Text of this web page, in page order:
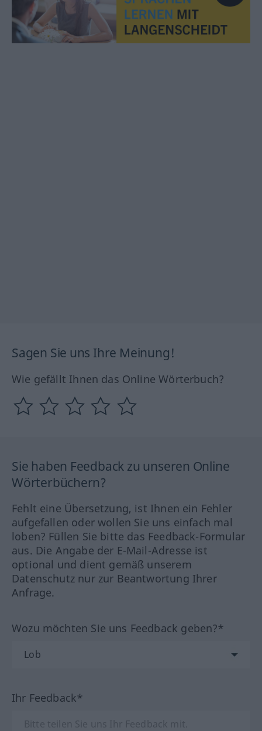
Sagen Sie uns Ihre Meinung!
Wie gefällt Ihnen das Online Wörterbuch?
Sie haben Feedback zu unseren Online
Wörterbüchern?
Fehlt eine Übersetzung, ist Ihnen ein Fehler
aufgefallen oder wollen Sie uns einfach mal
loben? Füllen Sie bitte das Feedback-Formular
aus. Die Angabe der E-Mail-Adresse ist
optional und dient gemäß unserem
Datenschutz nur zur Beantwortung Ihrer
Anfrage.
Wozu möchten Sie uns Feedback geben?*
Ihr Feedback*